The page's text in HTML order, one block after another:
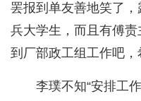
罢报到单友善地笑了
兵大学生，而且有傅
到厂部政工组工作吧，
李璞不知“安排工